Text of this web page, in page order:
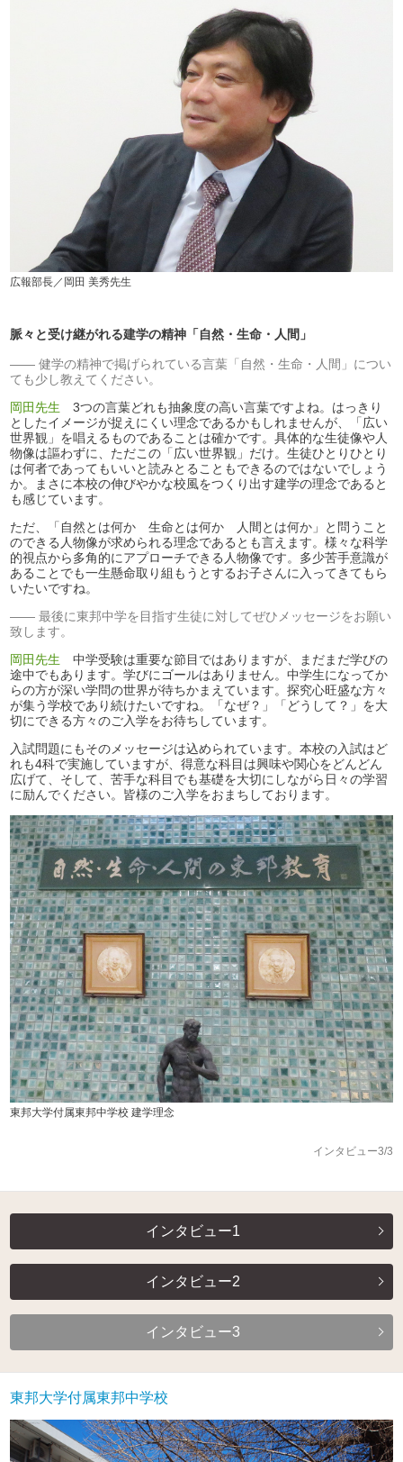
広報部長／岡田 美秀先生
脈々と受け継がれる建学の精神「自然・生命・人間」
健学の精神で掲げられている言葉「自然・生命・人間」につい
ても少し教えてください。
岡田先生 3つの言葉どれも抽象度の高い言葉ですよね。はっきり
としたイメージが捉えにくい理念であるかもしれませんが、「広い
世界観」を唱えるものであることは確かです。具体的な生徒像や人
物像は謳わずに、ただこの「広い世界観」だけ。生徒ひとりひとり
は何者であってもいいと読みとることもできるのではないでしょう
か。まさに本校の伸びやかな校風をつくり出す建学の理念であると
も感じています。
ただ、「自然とは何か 生命とは何か 人間とは何か」と問うこと
のできる人物像が求められる理念であるとも言えます。様々な科学
的視点から多角的にアプローチできる人物像です。多少苦手意識が
あることでも一生懸命取り組もうとするお子さんに入ってきてもら
いたいですね。
最後に東邦中学を目指す生徒に対してぜひメッセージをお願い
致します。
岡田先生 中学受験は重要な節目ではありますが、まだまだ学びの
途中でもあります。学びにゴールはありません。中学生になってか
らの方が深い学問の世界が待ちかまえています。探究心旺盛な方々
が集う学校であり続けたいですね。「なぜ？」「どうして？」を大
切にできる方々のご入学をお待ちしています。
入試問題にもそのメッセージは込められています。本校の入試はど
れも4科で実施していますが、得意な科目は興味や関心をどんどん
広げて、そして、苦手な科目でも基礎を大切にしながら日々の学習
に励んでください。皆様のご入学をおまちしております。
東邦大学付属東邦中学校 建学理念
インタビュー3/3
インタビュー1
インタビュー2
インタビュー3
東邦大学付属東邦中学校